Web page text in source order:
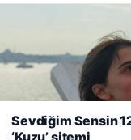
Web sitemizi nasıl
deneyiminizi
kullanıyoruz. Çerez
Reddet
Sevdiğim Sensin
‘Kuzu’ sitemi